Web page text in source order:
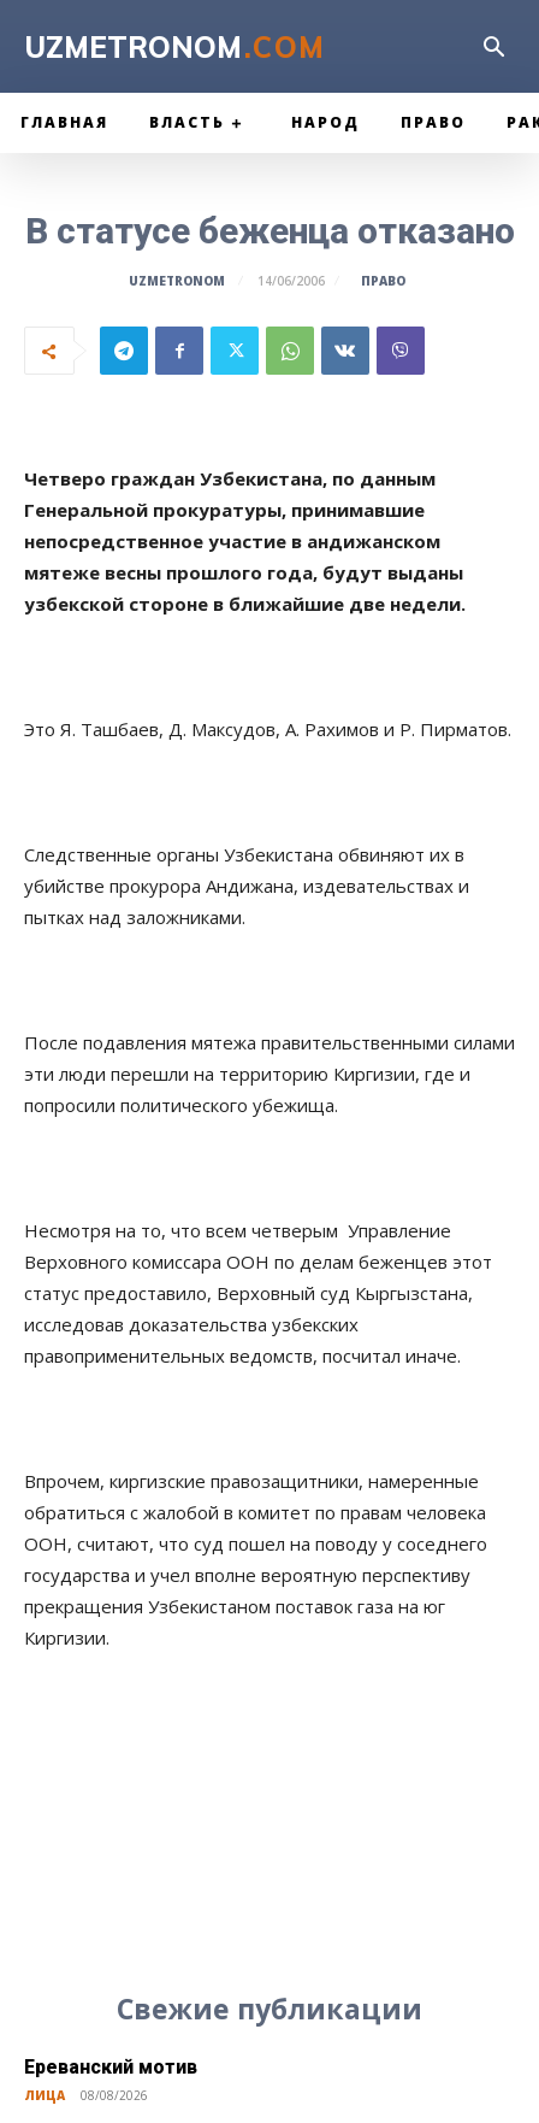
UZMETRONOM.COM
ГЛАВНАЯ ВЛАСТЬ НАРОД ПРАВО
В статусе беженца отказано
UZMETRONOM 14/06/2006 ПРАВО
Четверо граждан Узбекистана, по данным
Генеральной прокуратуры, принимавшие
непосредственное участие в андижанском
мятеже весны прошлого года, будут выданы
узбекской стороне в ближайшие две недели.
Это Я. Ташбаев, Д. Максудов, А. Рахимов и Р. Пирматов.
Следственные органы Узбекистана обвиняют их в
убийстве прокурора Андижана, издевательствах и
пытках над заложниками.
После подавления мятежа правительственными силами
эти люди перешли на территорию Киргизии, где и
попросили политического убежища.
Несмотря на то, что всем четверым Управление
Верховного комиссара ООН по делам беженцев этот
статус предоставило, Верховный суд Кыргызстана,
исследовав доказательства узбекских
правоприменительных ведомств, посчитал иначе.
Впрочем, киргизские правозащитники, намеренные
обратиться с жалобой в комитет по правам человека
ООН, считают, что суд пошел на поводу у соседнего
государства и учел вполне вероятную перспективу
прекращения Узбекистаном поставок газа на юг
Киргизии.
Свежие публикации
Ереванский мотив
ЛИЦА 08/08/2026